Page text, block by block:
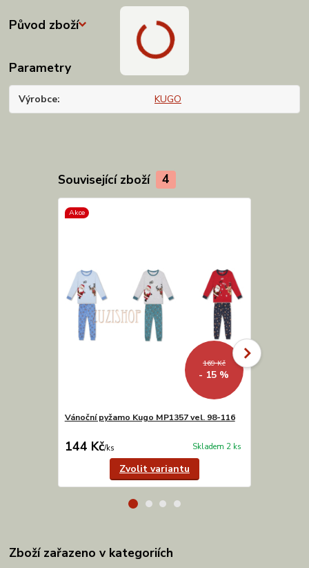
Původ zboží
Parametry
Výrobce KUGO
Související zboží 4
Akce
169 Kč
- 15 %
Vánoční pyžamo Kugo MP1357 vel. 98-116
144 Kč/ks Skladem 2 ks
Zvolit variantu
Zboží zařazeno v kategoriích